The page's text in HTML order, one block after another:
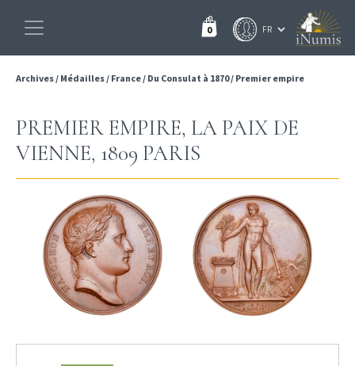
0
Archives/ Médailles/ France/ Du Consulat à 1870/ Premier empire
PREMIER EMPIRE, LA PAIX DE
VIENNE, 1809 PARIS